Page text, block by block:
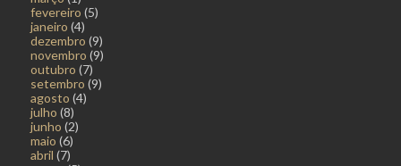
fevereiro (5)
janeiro (4)
dezembro (9)
novembro (9)
outubro (7)
setembro (9)
agosto (4)
julho (8)
junho (2)
maio (6)
abril (7)